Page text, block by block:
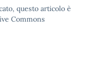
questo articolo è
Commons